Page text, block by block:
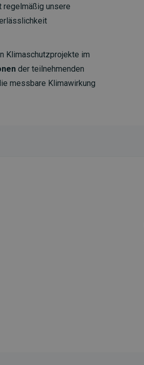
regelmäßig unsere
Klimaschutzprojekte im
der teilnehmenden
messbare Klimawirkung